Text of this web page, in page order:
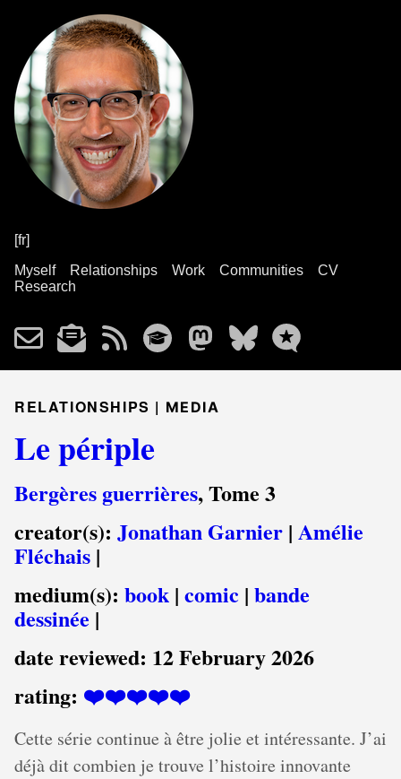
[fr]
Myself
Relationships Work Communities
CV
Research
RELATIONSHIPS | MEDIA
Le périple
Bergères guerrières, Tome 3
creator(s): Jonathan Garnier | Amélie
Fléchais |
medium(s): book | comic | bande
dessinée |
date reviewed: 12 February 2026
rating: ❤️❤️❤️❤️❤️
Cette série continue à être jolie et intéressante. J’ai
déjà dit combien je trouve l’histoire innovante